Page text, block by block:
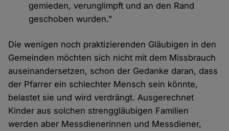
gemieden, verunglimpft und an den Rand
geschoben wurden."
Die wenigen noch praktizierenden Gläubigen in den
Gemeinden möchten sich nicht mit dem Missbrauch
auseinandersetzen, schon der Gedanke daran, dass
der Pfarrer ein schlechter Mensch sein könnte,
belastet sie und wird verdrängt. Ausgerechnet
Kinder aus solchen strenggläubigen Familien
werden aber Messdienerinnen und Messdiener,